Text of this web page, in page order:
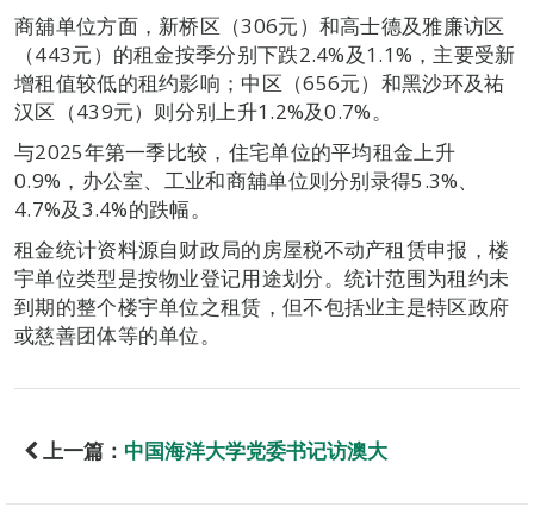
商舖单位方面，新桥区（306元）和高士德及雅廉访区
（443元）的租金按季分别下跌2.4%及1.1%，主要受新
增租值较低的租约影响；中区（656元）和黑沙环及祐
汉区（439元）则分别上升1.2%及0.7%。
与2025年第一季比较，住宅单位的平均租金上升
0.9%，办公室、工业和商舖单位则分别录得5.3%、
4.7%及3.4%的跌幅。
租金统计资料源自财政局的房屋税不动产租赁申报，楼
宇单位类型是按物业登记用途划分。统计范围为租约未
到期的整个楼宇单位之租赁，但不包括业主是特区政府
或慈善团体等的单位。
上一篇： 中国海洋大学党委书记访澳大